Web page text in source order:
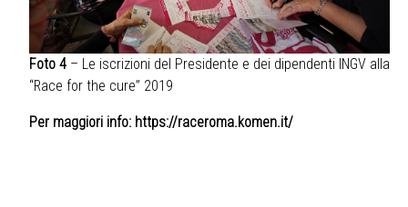
Foto 4 – Le iscrizioni del Presidente e dei dipendenti INGV alla
“Race for the cure” 2019
Per maggiori info: https://raceroma.komen.it/